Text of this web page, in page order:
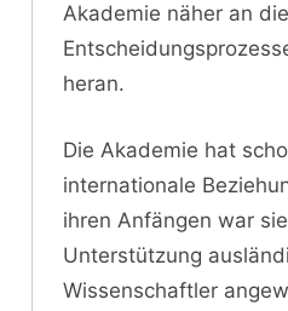
Akademie näher an die
heran.
Die Akademie hat
internationale
ihren Anfängen war
Unterstützung
Wissenschaftler